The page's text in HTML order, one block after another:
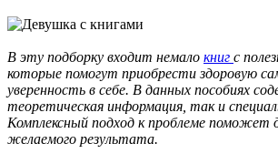
В эту подборку входит немало книг с
которые помогут приобрести здоровую
уверенность в себе. В данных пособиях
теоретическая информация, так и
Комплексный подход к проблеме поможет
желаемого результата.